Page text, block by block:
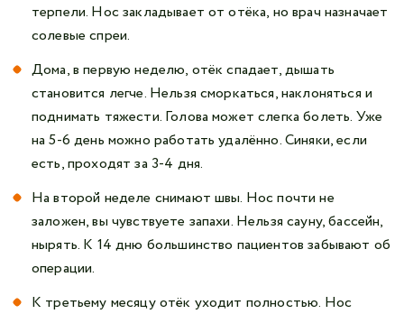
терпели. Нос закладывает от отёка, но врач назначает
солевые спреи.
Дома, в первую неделю, отёк спадает, дышать
становится легче. Нельзя сморкаться, наклоняться и
поднимать тяжести. Голова может слегка болеть. Уже
на 5‑6 день можно работать удалённо. Синяки, если
есть, проходят за 3‑4 дня.
На второй неделе снимают швы. Нос почти не
заложен, вы чувствуете запахи. Нельзя сауну, бассейн,
нырять. К 14 дню большинство пациентов забывают об
операции.
К третьему месяцу отёк уходит полностью. Нос